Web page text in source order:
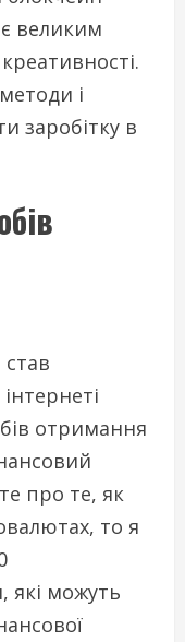
великим
і
заробітку в
отримання
про те, як
то я
які можуть